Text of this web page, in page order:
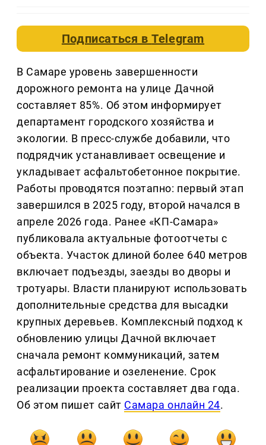
Подписаться вTelegram
В Самаре уровень завершенности
дорожного ремонта на улице Дачной
составляет 85%. Об этом информирует
департамент городского хозяйства и
экологии. В пресс-службе добавили, что
подрядчик устанавливает освещение и
укладывает асфальтобетонное покрытие.
Работы проводятся поэтапно: первый этап
завершился в 2025 году, второй начался в
апреле 2026 года. Ранее «КП-Самара»
публиковала актуальные фотоотчеты с
объекта. Участок длиной более 640 метров
включает подъезды, заезды во дворы и
тротуары. Власти планируют использовать
дополнительные средства для высадки
крупных деревьев. Комплексный подход к
обновлению улицы Дачной включает
сначала ремонт коммуникаций, затем
асфальтирование и озеленение. Срок
реализации проекта составляет два года.
Об этом пишет сайт Самара онлайн 24.